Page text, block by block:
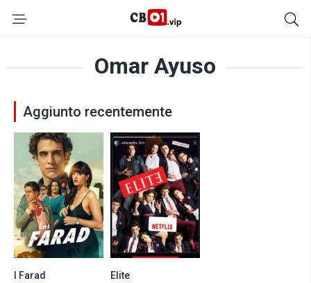
Omar Ayuso
Aggiunto recentemente
I Farad Elite